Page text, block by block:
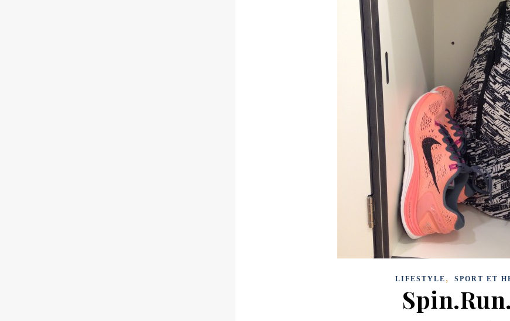
LIFESTYLE , SPORT ET